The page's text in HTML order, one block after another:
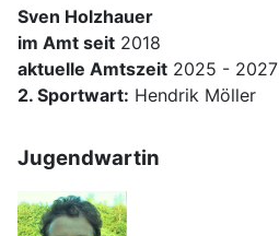
Sven Holzhauer
im Amt seit 2018
aktuelle Amtszeit 2025 - 2027
2. Sportwart: Hendrik Möller
Jugendwartin